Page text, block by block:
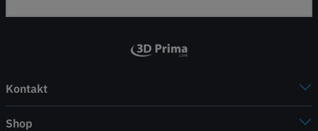
Kontakt
Shop